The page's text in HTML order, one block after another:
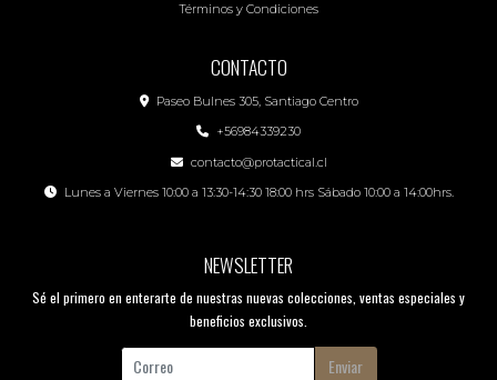
Términos y Condiciones
CONTACTO
Paseo Bulnes 305, Santiago Centro
+56984339230
contacto@protactical.cl
Lunes a Viernes 10:00 a 13:30-14:30 18:00 hrs Sábado 10:00 a 14:00hrs.
NEWSLETTER
Sé el primero en enterarte de nuestras nuevas colecciones, ventas especiales y
beneficios exclusivos.
Enviar